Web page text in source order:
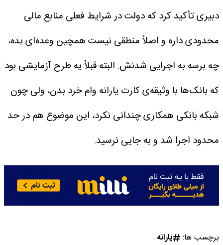
دبیری تأکید کرد که دولت در شرایط فعلی منابع مالی
محدودی داره و اصلاً منطقی نیست همچین وعده‌ای بده،
چه برسه به اجرایی شدنش. البته قبلاً یه طرح آزمایشی بود
که بانک‌ها با وثیقه‌ی کارت یارانه وام خرد بدن، ولی چون
شبکه بانکی همکاری چندانی نکرد، این موضوع هم در حد
محدود اجرا شد و به جایی نرسید.
برچسب ها: یارانه